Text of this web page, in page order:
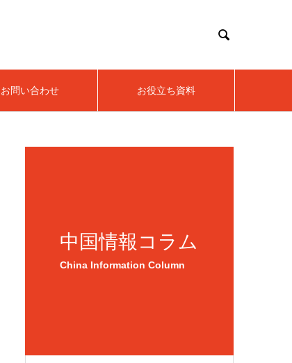

お問い合わせ お役立ち資料
中国情報コラム
China Information Column